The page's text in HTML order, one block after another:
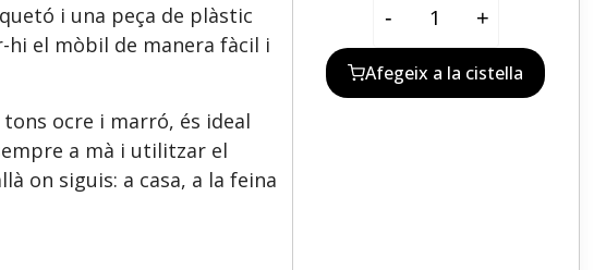
i una peça de plàstic
el mòbil de manera fàcil i
ocre i marró, és ideal
a mà i utilitzar el
on siguis: a casa, a la feina
- +
Afegeix a la cistella